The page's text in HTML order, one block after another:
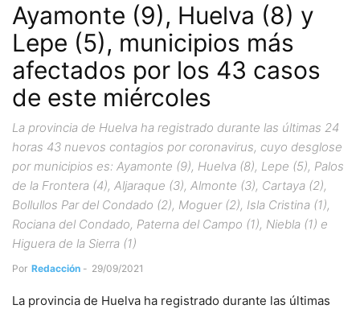
Ayamonte (9), Huelva (8) y
Lepe (5), municipios más
afectados por los 43 casos
de este miércoles
La provincia de Huelva ha registrado durante las últimas 24
horas 43 nuevos contagios por coronavirus, cuyo desglose
por municipios es: Ayamonte (9), Huelva (8), Lepe (5), Palos
de la Frontera (4), Aljaraque (3), Almonte (3), Cartaya (2),
Bollullos Par del Condado (2), Moguer (2), Isla Cristina (1),
Rociana del Condado, Paterna del Campo (1), Niebla (1) e
Higuera de la Sierra (1)
Por Redacción - 29/09/2021
La provincia de Huelva ha registrado durante las últimas